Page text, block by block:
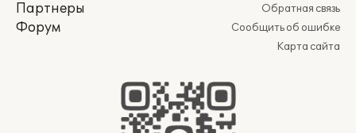
Партнеры
Форум
Обратная связь
Сообщить об ошибке
Карта сайта